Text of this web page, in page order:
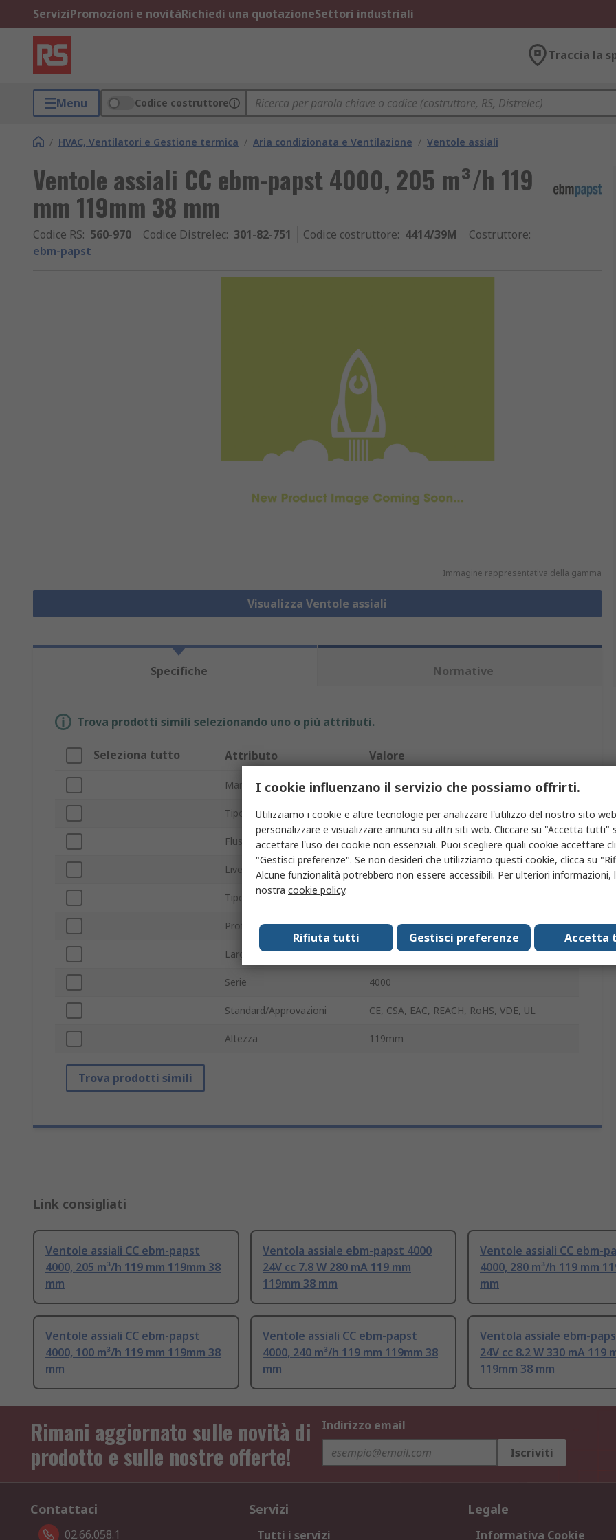
ServiziPromozioni e novitàRichiedi una quotazioneSettori industriali
Traccia la
Menu Codice costruttore
/ HVAC, Ventilatori e Gestione termica / Aria condizionata e Ventilazione / Ventole assiali
Ventole assiali CC ebm-papst 4000, 205 m³/h 119
mm 119mm 38 mm
Codice RS: 560-970 Codice Distrelec: 301-82-751 Codice costruttore: 4414/39M Costruttore:
ebm-papst
Immagine rappresentativa della gamma
Visualizza Ventole assiali
Specifiche Normative
Trova prodotti simili selezionando uno o più attributi.
Seleziona tutto Attributo Valore
Marchio ebm-papst
Tipo prodotto Ventole assiali CC
Flusso d'aria 205m³/h
Livello rumore 46dB
Tipo di cuscinetto
Profondità 38mm
Larghezza 119mm
Serie 4000
Standard/Approvazioni CE, CSA, EAC, REACH, RoHS, VDE, UL
Altezza 119mm
Trova prodotti simili
Link consigliati
Ventole assiali CC ebm-papst
4000, 205 m³/h 119 mm 119mm 38
mm
Ventola assiale ebm-papst 4000
24V cc 7.8 W 280 mA 119 mm
119mm 38 mm
Ventole assiali CC ebm-
4000, 280 m³/h 119 mm
mm
Ventole assiali CC ebm-papst
4000, 100 m³/h 119 mm 119mm 38
mm
Ventole assiali CC ebm-papst
4000, 240 m³/h 119 mm 119mm 38
mm
Ventola assiale ebm-
24V cc 8.2 W 330 mA 119
119mm 38 mm
Rimani aggiornato sulle novità di
prodotto e sulle nostre offerte!
Indirizzo email
Iscriviti
Contattaci
02.66.058.1
Servizi
Tutti i servizi
Legale
Informativa Cookie
I cookie influenzano il servizio che possiamo offrirti.
Utilizziamo i cookie e altre tecnologie per analizzare l'utilizzo del nostro sito
personalizzare e visualizzare annunci su altri siti web. Cliccare su "Accetta tutti"
accettare l'uso dei cookie non essenziali. Puoi scegliere quali cookie accettare
"Gestisci preferenze". Se non desideri che utilizziamo questi cookie, clicca su
Alcune funzionalità potrebbero non essere accessibili. Per ulteriori informazioni,
nostra cookie policy.
Accetta
Gestisci preferenze
Rifiuta tutti